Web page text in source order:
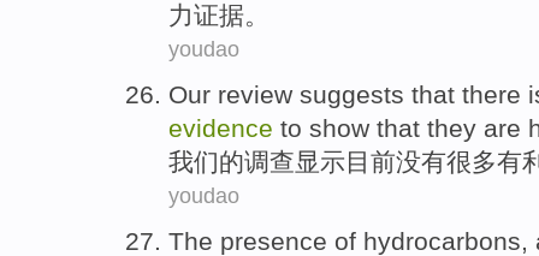
力证据。
youdao
Our review suggests that there
evidence to show that they are
我们的调查显示目前没有很多有
youdao
The presence of hydrocarbons,